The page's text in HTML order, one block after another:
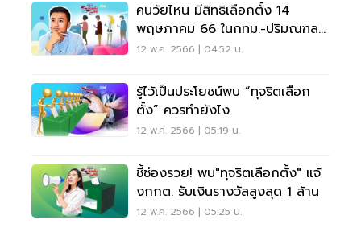
คนวัยไหน มีสิทธิเลือกตั้ง 14
พฤษภาคม 66 ในกทม.-ปริมณฑล
มากสุด
12 พ.ค. 2566 | 04:52 น.
รู้ไว้เป็นประโยชน์พบ “ทุจริตเลือก
ตั้ง” ควรทำยังไง
12 พ.ค. 2566 | 05:19 น.
ชี้ช่องรวย! พบ"ทุจริตเลือกตั้ง" แจ้
งกกต. รับเงินรางวัลสูงสุด 1 ล้าน
12 พ.ค. 2566 | 05:25 น.